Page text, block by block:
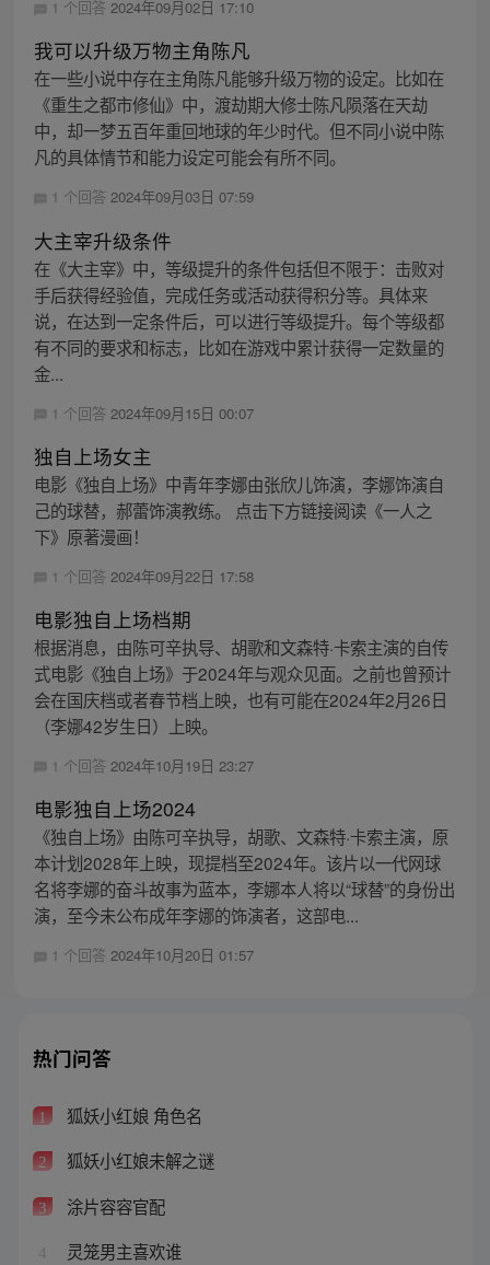
1 个回答 2024年09月02日 17:10
我可以升级万物主角陈凡
在一些小说中存在主角陈凡能够升级万物的设定。比如在
《重生之都市修仙》中，渡劫期大修士陈凡陨落在天劫
中，却一梦五百年重回地球的年少时代。但不同小说中陈
凡的具体情节和能力设定可能会有所不同。
1 个回答 2024年09月03日 07:59
大主宰升级条件
在《大主宰》中，等级提升的条件包括但不限于：击败对
手后获得经验值，完成任务或活动获得积分等。具体来
说，在达到一定条件后，可以进行等级提升。每个等级都
有不同的要求和标志，比如在游戏中累计获得一定数量的
金...
1 个回答 2024年09月15日 00:07
独自上场女主
电影《独自上场》中青年李娜由张欣儿饰演，李娜饰演自
己的球替，郝蕾饰演教练。 点击下方链接阅读《一人之
下》原著漫画！
1 个回答 2024年09月22日 17:58
电影独自上场档期
根据消息，由陈可辛执导、胡歌和文森特·卡索主演的自传
式电影《独自上场》于2024年与观众见面。之前也曾预计
会在国庆档或者春节档上映，也有可能在2024年2月26日
（李娜42岁生日）上映。
1 个回答 2024年10月19日 23:27
电影独自上场2024
《独自上场》由陈可辛执导，胡歌、文森特·卡索主演，原
本计划2028年上映，现提档至2024年。该片以一代网球
名将李娜的奋斗故事为蓝本，李娜本人将以“球替”的身份出
演，至今未公布成年李娜的饰演者，这部电...
1 个回答 2024年10月20日 01:57
热门问答
1 狐妖小红娘 角色名
2 狐妖小红娘未解之谜
3 涂片容容官配
4 灵笼男主喜欢谁